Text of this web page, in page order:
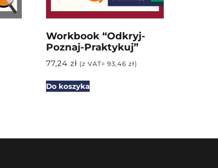
Workbook “Odkryj-
Poznaj-Praktykuj”
77,24zł (z VAT=93,46zł)
Do koszyka